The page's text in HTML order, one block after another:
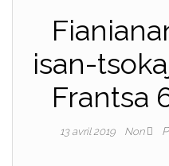
isan-
Frantsa
13 avril 2019 Non